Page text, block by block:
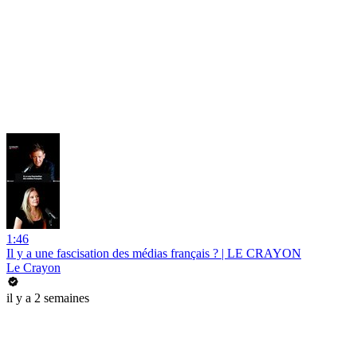
1:46
Il y a une fascisation des médias français ? | LE CRAYON
Le Crayon
il y a 2 semaines